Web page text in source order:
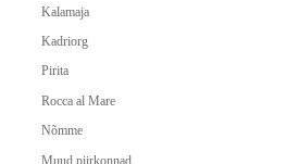
Kalamaja
Kadriorg
Pirita
Rocca al Mare
Nõmme
Muud piirkonnad